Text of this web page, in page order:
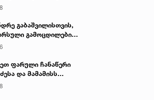
არასრულწლოვნებს -
და ანასტასია
30 დღის
ფარულად
გაბაშვილისთვის,
გამოცდილების
ინფორმაციის
რომ მასწავლებელი
ავიწროებდა,
წაქეზება იყო -
ფარული ჩანაწერი
და მამამისს
როგორ
გაბაშვილმა დანაშაული